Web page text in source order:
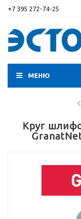
+7 395 272-74-25
МЕНЮ
Круг